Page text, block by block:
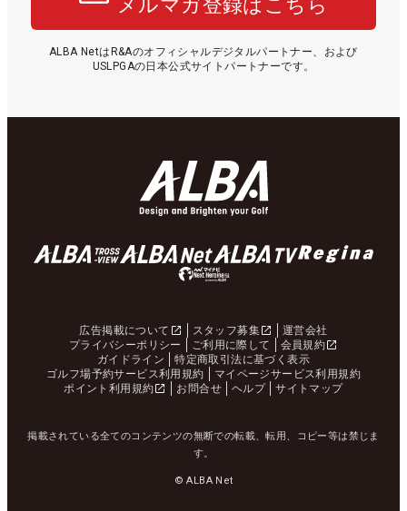
メルマガ登録はこちら
ALBA NetはR&Aのオフィシャルデジタルパートナー、および
USLPGAの日本公式サイトパートナーです。
広告掲載について スタッフ募集
運営会社
プライバシーポリシー
ご利用に際して
会員規約
ガイドライン
特定商取引法に基づく表示
ゴルフ場予約サービス利用規約
マイページサービス利用規約
ポイント利用規約
お問合せ ヘルプ サイトマップ
掲載されている全てのコンテンツの無断での転載、転用、コピー等は禁じま
す。
© ALBA Net